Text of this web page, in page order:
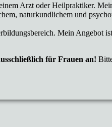
Arzt oder Heilpraktiker.
naturkundlichem und
Mein Angebot
für Frauen an!